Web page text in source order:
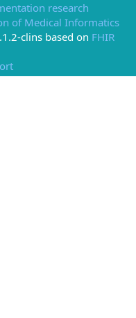
research
of Medical Informatics
clins based on FHIR